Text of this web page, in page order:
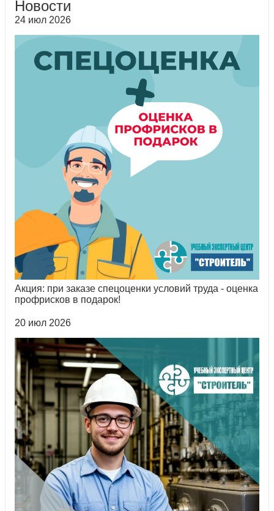
Новости
24 июл 2026
Акция: при заказе спецоценки условий труда - оценка
профрисков в подарок!
20 июл 2026